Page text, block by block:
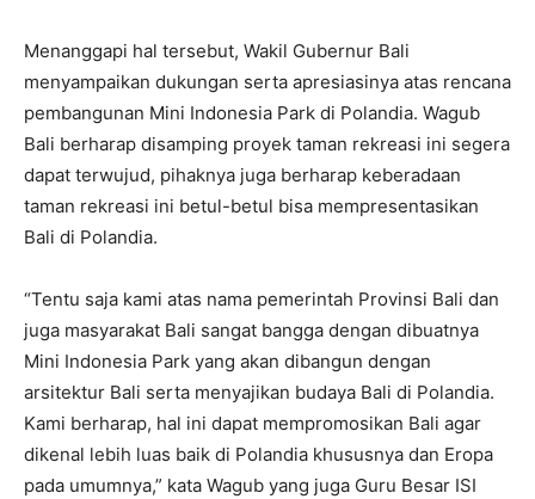
Menanggapi hal tersebut, Wakil Gubernur Bali
menyampaikan dukungan serta apresiasinya atas rencana
pembangunan Mini Indonesia Park di Polandia. Wagub
Bali berharap disamping proyek taman rekreasi ini segera
dapat terwujud, pihaknya juga berharap keberadaan
taman rekreasi ini betul-betul bisa mempresentasikan
Bali di Polandia.
“Tentu saja kami atas nama pemerintah Provinsi Bali dan
juga masyarakat Bali sangat bangga dengan dibuatnya
Mini Indonesia Park yang akan dibangun dengan
arsitektur Bali serta menyajikan budaya Bali di Polandia.
Kami berharap, hal ini dapat mempromosikan Bali agar
dikenal lebih luas baik di Polandia khususnya dan Eropa
pada umumnya,” kata Wagub yang juga Guru Besar ISI